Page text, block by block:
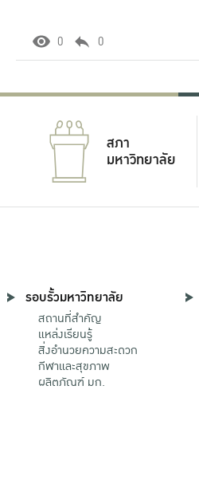
0 0
สภา
มหาวิทยาลัย
รอบรั้วมหาวิทยาลัย
สถานที่สำคัญ
แหล่งเรียนรู้
สิ่งอำนวยความสะดวก
กีฬาและสุขภาพ
ผลิตภัณฑ์ มก.